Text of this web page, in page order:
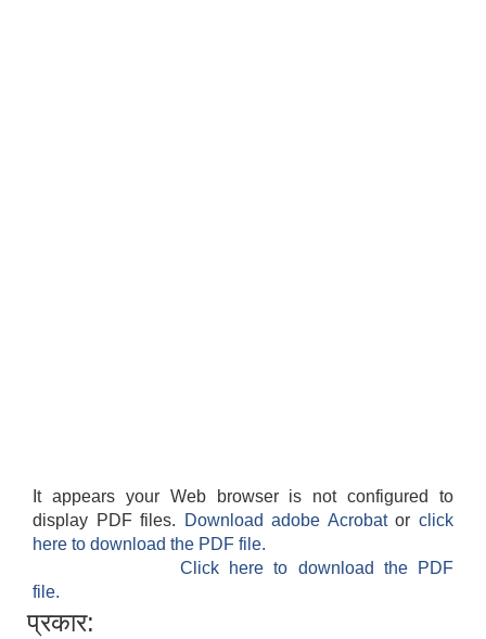
It appears your Web browser is not configured to
display PDF files.
Download adobe Acrobatorclick
here to download the PDF file.
Click here to download the PDF
file.
प्रकार: